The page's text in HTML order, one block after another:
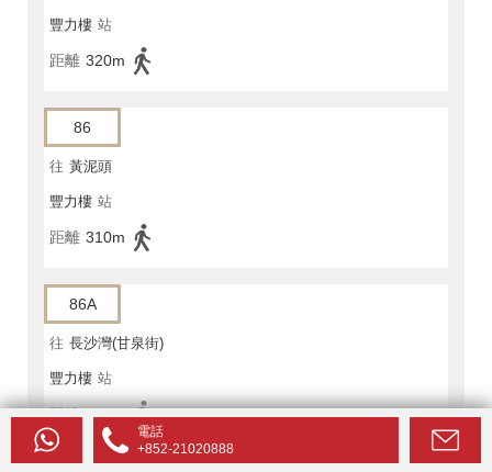
豐力樓 站
距離 320m
86
往 黃泥頭
豐力樓 站
距離 310m
86A
往 長沙灣(甘泉街)
豐力樓 站
距離 320m
電話
+852-21020888